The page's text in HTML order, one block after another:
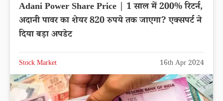
Adani Power Share Price | 1 साल में 200% रिटर्न,
अदानी पावर का शेयर 820 रुपये तक जाएगा? एक्सपर्ट ने
दिया बड़ा अपडेट
Stock Market 16th Apr 2024